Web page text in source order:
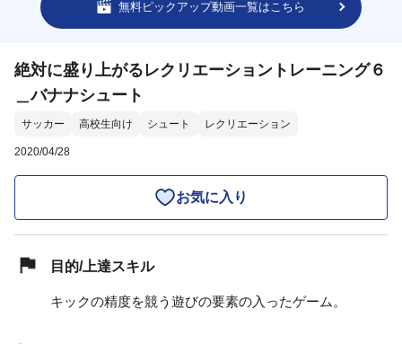
無料ピックアップ動画一覧はこちら
絶対に盛り上がるレクリエーショントレーニング６
＿バナナシュート
サッカー 高校生向け シュート レクリエーション
2020/04/28
お気に入り
目的/上達スキル
キックの精度を競う遊びの要素の入ったゲーム。